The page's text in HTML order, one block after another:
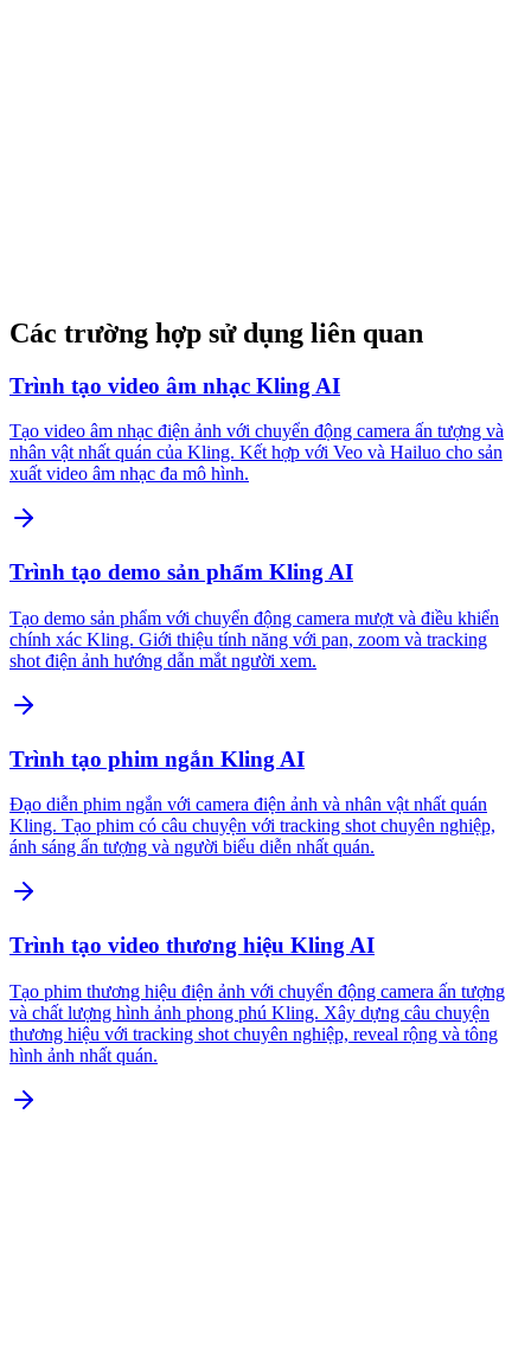
Các trường hợp sử dụng liên quan
Trình tạo video âm nhạc Kling AI
Tạo video âm nhạc điện ảnh với chuyển động camera ấn tượng và
nhân vật nhất quán của Kling. Kết hợp với Veo và Hailuo cho sản
xuất video âm nhạc đa mô hình.
Trình tạo demo sản phẩm Kling AI
Tạo demo sản phẩm với chuyển động camera mượt và điều khiển
chính xác Kling. Giới thiệu tính năng với pan, zoom và tracking
shot điện ảnh hướng dẫn mắt người xem.
Trình tạo phim ngắn Kling AI
Đạo diễn phim ngắn với camera điện ảnh và nhân vật nhất quán
Kling. Tạo phim có câu chuyện với tracking shot chuyên nghiệp,
ánh sáng ấn tượng và người biểu diễn nhất quán.
Trình tạo video thương hiệu Kling AI
Tạo phim thương hiệu điện ảnh với chuyển động camera ấn tượng
và chất lượng hình ảnh phong phú Kling. Xây dựng câu chuyện
thương hiệu với tracking shot chuyên nghiệp, reveal rộng và tông
hình ảnh nhất quán.